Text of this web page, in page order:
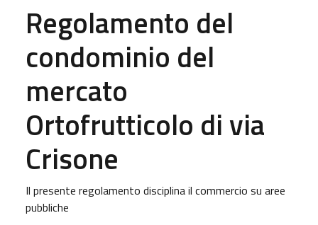
Regolamento del
condominio del
mercato
Ortofrutticolo di via
Crisone
Il presente regolamento disciplina il commercio su aree
pubbliche